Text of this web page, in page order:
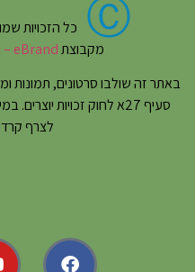
Ⓒ כל הזכויות
מקבוצתeBrand – ניהול מוניטין באינטרנט
באתר זה שולבו סרטונים, תמונות
סעיף 27א לחוק זכויות
לצרף